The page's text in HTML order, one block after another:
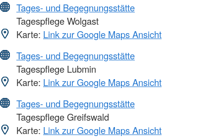
Tages- und Begegnungsstätte
Tagespflege Wolgast
Karte: Link zur Google Maps Ansicht
Tages- und Begegnungsstätte
Tagespflege Lubmin
Karte: Link zur Google Maps Ansicht
Tages- und Begegnungsstätte
Tagespflege Greifswald
Karte: Link zur Google Maps Ansicht